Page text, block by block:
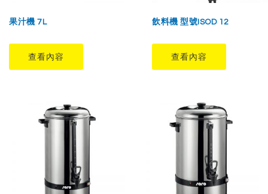
果汁機 7L
查看內容
飲料機 型號ISOD 12
查看內容